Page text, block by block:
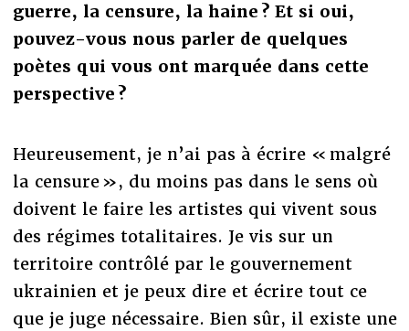
guerre, la censure, la haine ? Et si oui,
pouvez-vous nous parler de quelques
poètes qui vous ont marquée dans cette
perspective ?
Heureusement, je n’ai pas à écrire « malgré
la censure », du moins pas dans le sens où
doivent le faire les artistes qui vivent sous
des régimes totalitaires. Je vis sur un
territoire contrôlé par le gouvernement
ukrainien et je peux dire et écrire tout ce
que je juge nécessaire. Bien sûr, il existe une